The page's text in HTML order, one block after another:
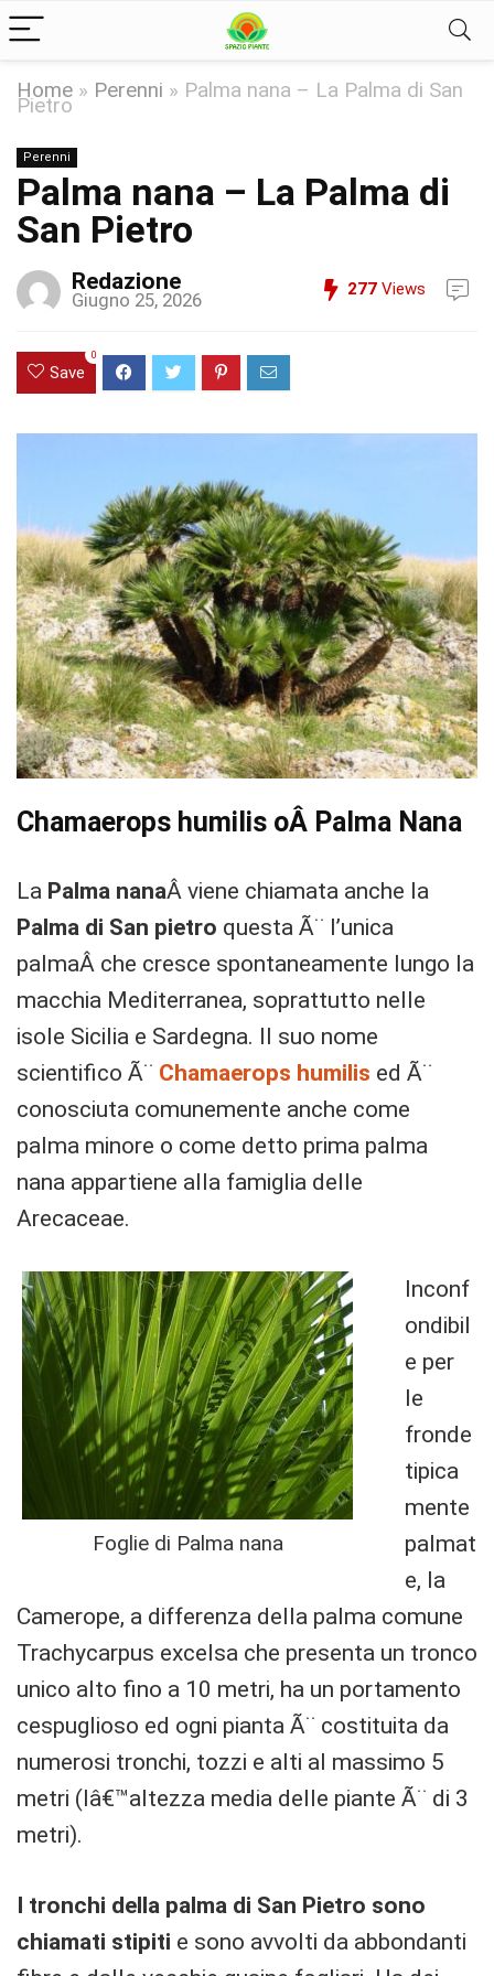
Home » Perenni » Palma nana – La Palma di San
Pietro
Perenni
Palma nana – La Palma di
San Pietro
Redazione
Giugno 25, 2026 277 Views
Save
0
Chamaerops humilis oÂ Palma Nana
La Palma nanaÂ viene chiamata anche la
Palma di San pietro questa Ã¨ l’unica
palmaÂ che cresce spontaneamente lungo la
macchia Mediterranea, soprattutto nelle
isole Sicilia e Sardegna. Il suo nome
scientifico Ã¨ Chamaerops humilis ed Ã¨
conosciuta comunemente anche come
palma minore o come detto prima palma
nana appartiene alla famiglia delle
Arecaceae.
Foglie di Palma nana
Inconf
ondibil
e per
le
fronde
tipica
mente
palmat
e, la
Camerope, a differenza della palma comune
Trachycarpus excelsa che presenta un tronco
unico alto fino a 10 metri, ha un portamento
cespuglioso ed ogni pianta Ã¨ costituita da
numerosi tronchi, tozzi e alti al massimo 5
metri (lâ€™altezza media delle piante Ã¨ di 3
metri).
I tronchi della palma di San Pietro sono
chiamati stipiti e sono avvolti da abbondanti